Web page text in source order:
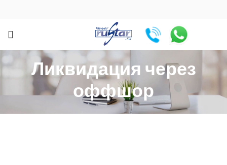
Ликвидация через
оффшор